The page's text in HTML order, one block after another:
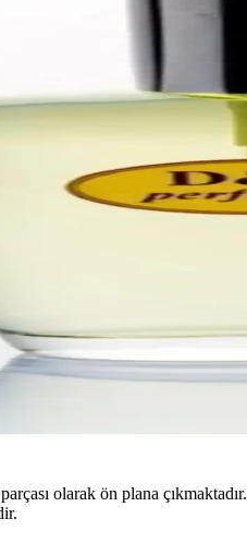
olarak ön plana çıkmaktadır.